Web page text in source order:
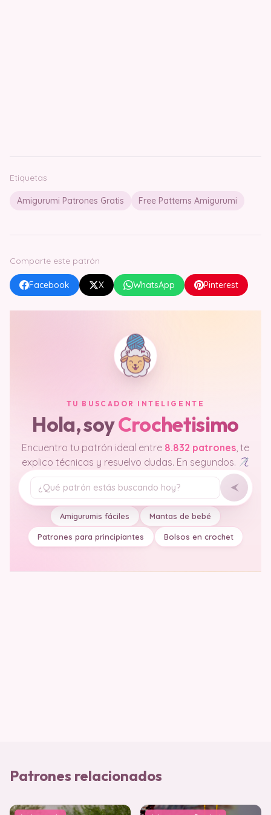
Etiquetas
Amigurumi Patrones Gratis Free Patterns Amigurumi
Comparte este patrón
Facebook X WhatsApp Pinterest
TU BUSCADOR INTELIGENTE
Hola, soyCrochetisimo
Encuentro tu patrón ideal entre 8.832 patrones, te
explico técnicas y resuelvo dudas. En segundos.
Tu pregunta
Amigurumis fáciles Mantas de bebé
Patrones para principiantes Bolsos en crochet
Patrones relacionados